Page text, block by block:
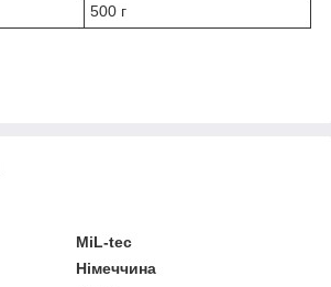
500 г
MiL-tec
Німеччина